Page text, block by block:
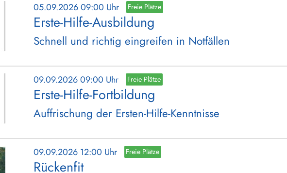
05.09.2026 09:00 Uhr Freie Plätze
Erste-Hilfe-Ausbildung
Schnell und richtig eingreifen in Notfällen
09.09.2026 09:00 Uhr Freie Plätze
Erste-Hilfe-Fortbildung
Auffrischung der Ersten-Hilfe-Kenntnisse
09.09.2026 12:00 Uhr Freie Plätze
Rückenfit